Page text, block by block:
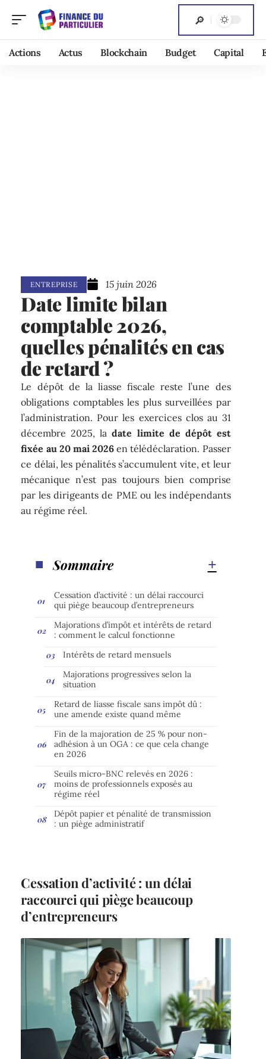
Actions Actus Blockchain Budget Capital
ENTREPRISE 15 juin 2026
Date limite bilan
comptable 2026,
quelles pénalités en cas
de retard ?
Le dépôt de la liasse fiscale reste l’une des
obligations comptables les plus surveillées par
l’administration. Pour les exercices clos au 31
décembre 2025, ladate limite de dépôt est
fixée au 20 mai 2026 en télédéclaration. Passer
ce délai, les pénalités s’accumulent vite, et leur
mécanique n’est pas toujours bien comprise
par les dirigeants de PME ou les indépendants
au régime réel.
Sommaire
Cessation d’activité : un délai raccourci
qui piège beaucoup d’entrepreneurs
Majorations d’impôt et intérêts de retard
: comment le calcul fonctionne
Intérêts de retard mensuels
Majorations progressives selon la
situation
Retard de liasse fiscale sans impôt dû :
une amende existe quand même
Fin de la majoration de 25 % pour non-
adhésion à un OGA : ce que cela change
en 2026
Seuils micro-BNC relevés en 2026 :
moins de professionnels exposés au
régime réel
Dépôt papier et pénalité de transmission
: un piège administratif
Cessation d’activité : un délai
raccourci qui piège beaucoup
d’entrepreneurs